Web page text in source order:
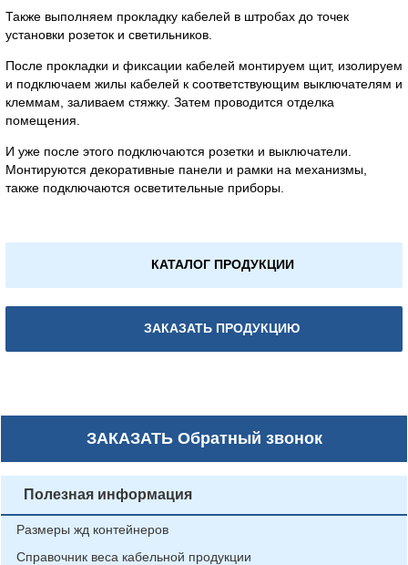
Также выполняем прокладку кабелей в штробах до точек
установки розеток и светильников.
После прокладки и фиксации кабелей монтируем щит, изолируем
и подключаем жилы кабелей к соответствующим выключателям и
клеммам, заливаем стяжку. Затем проводится отделка
помещения.
И уже после этого подключаются розетки и выключатели.
Монтируются декоративные панели и рамки на механизмы,
также подключаются осветительные приборы.
КАТАЛОГ ПРОДУКЦИИ
ЗАКАЗАТЬ ПРОДУКЦИЮ
ЗАКАЗАТЬОбратный звонок
Полезная информация
Размеры жд контейнеров
Справочник веса кабельной продукции